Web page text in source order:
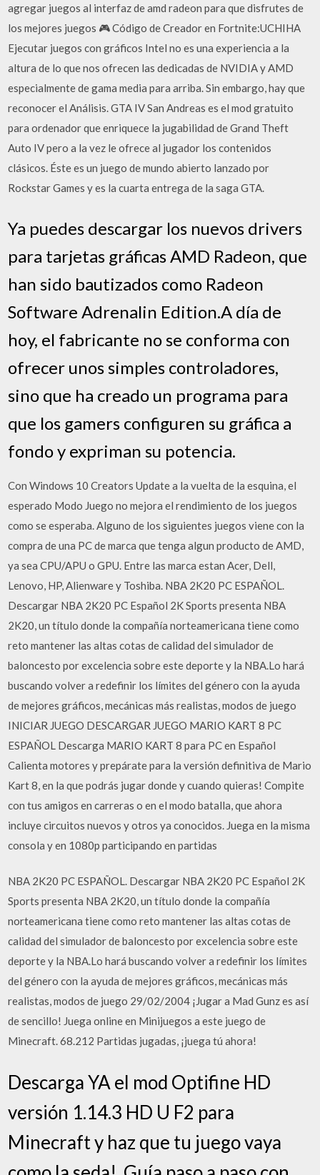
agregar juegos al interfaz de amd radeon para que disfrutes de
los mejores juegos 🎮 Código de Creador en Fortnite:UCHIHA
Ejecutar juegos con gráficos Intel no es una experiencia a la
altura de lo que nos ofrecen las dedicadas de NVIDIA y AMD
especialmente de gama media para arriba. Sin embargo, hay que
reconocer el Análisis. GTA IV San Andreas es el mod gratuito
para ordenador que enriquece la jugabilidad de Grand Theft
Auto IV pero a la vez le ofrece al jugador los contenidos
clásicos. Éste es un juego de mundo abierto lanzado por
Rockstar Games y es la cuarta entrega de la saga GTA.
Ya puedes descargar los nuevos drivers
para tarjetas gráficas AMD Radeon, que
han sido bautizados como Radeon
Software Adrenalin Edition.A día de
hoy, el fabricante no se conforma con
ofrecer unos simples controladores,
sino que ha creado un programa para
que los gamers configuren su gráfica a
fondo y expriman su potencia.
Con Windows 10 Creators Update a la vuelta de la esquina, el
esperado Modo Juego no mejora el rendimiento de los juegos
como se esperaba. Alguno de los siguientes juegos viene con la
compra de una PC de marca que tenga algun producto de AMD,
ya sea CPU/APU o GPU. Entre las marca estan Acer, Dell,
Lenovo, HP, Alienware y Toshiba. NBA 2K20 PC ESPAÑOL.
Descargar NBA 2K20 PC Español 2K Sports presenta NBA
2K20, un título donde la compañía norteamericana tiene como
reto mantener las altas cotas de calidad del simulador de
baloncesto por excelencia sobre este deporte y la NBA.Lo hará
buscando volver a redefinir los límites del género con la ayuda
de mejores gráficos, mecánicas más realistas, modos de juego
INICIAR JUEGO DESCARGAR JUEGO MARIO KART 8 PC
ESPAÑOL Descarga MARIO KART 8 para PC en Español
Calienta motores y prepárate para la versión definitiva de Mario
Kart 8, en la que podrás jugar donde y cuando quieras! Compite
con tus amigos en carreras o en el modo batalla, que ahora
incluye circuitos nuevos y otros ya conocidos. Juega en la misma
consola y en 1080p participando en partidas
NBA 2K20 PC ESPAÑOL. Descargar NBA 2K20 PC Español 2K
Sports presenta NBA 2K20, un título donde la compañía
norteamericana tiene como reto mantener las altas cotas de
calidad del simulador de baloncesto por excelencia sobre este
deporte y la NBA.Lo hará buscando volver a redefinir los límites
del género con la ayuda de mejores gráficos, mecánicas más
realistas, modos de juego 29/02/2004 ¡Jugar a Mad Gunz es así
de sencillo! Juega online en Minijuegos a este juego de
Minecraft. 68.212 Partidas jugadas, ¡juega tú ahora!
Descarga YA el mod Optifine HD
versión 1.14.3 HD U F2 para
Minecraft y haz que tu juego vaya